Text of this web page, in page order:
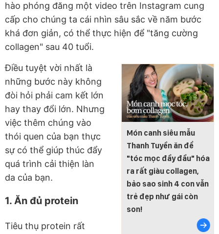
hào phóng đăng một video trên Instagram cung
cấp cho chúng ta cái nhìn sâu sắc về năm bước
khá đơn giản, có thể thực hiện để "tăng cường
collagen" sau 40 tuổi.
Món canh siêu mẫu
Thanh Tuyền ăn để
"tóc mọc đầy đầu" hóa
ra rất giàu collagen,
bảo sao sinh 4 con vẫn
trẻ đẹp như gái còn
son!
Điều tuyệt vời nhất là
những bước này không
đòi hỏi phải cam kết lớn
hay thay đổi lớn. Nhưng
việc thêm chúng vào
thói quen của bạn thực
sự có thể giúp thúc đẩy
quá trình cải thiện làn
da của bạn.
1. Ăn đủ protein
Tiêu thụ protein rất